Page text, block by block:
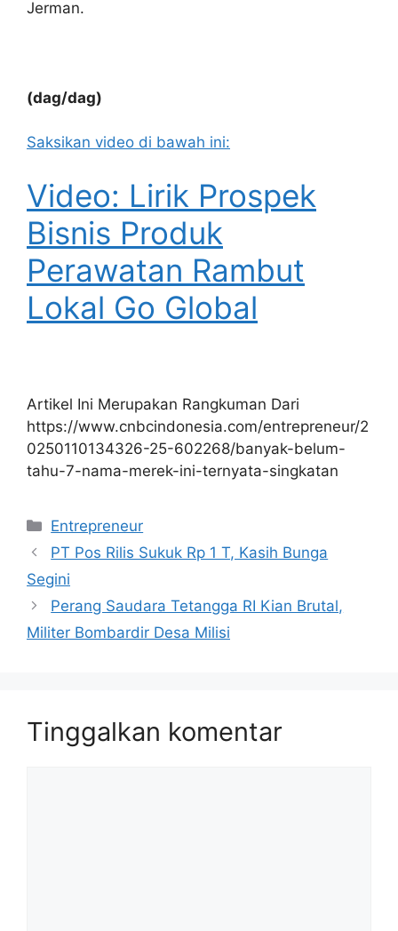
Jerman.
(dag/dag)
Saksikan video di bawah ini:
Video: Lirik Prospek
Bisnis Produk
Perawatan Rambut
Lokal Go Global
Artikel Ini Merupakan Rangkuman Dari
https://www.cnbcindonesia.com/entrepreneur/2
0250110134326-25-602268/banyak-belum-
tahu-7-nama-merek-ini-ternyata-singkatan
Kategori
Entrepreneur
PT Pos Rilis Sukuk Rp 1 T, Kasih Bunga
Segini
Perang Saudara Tetangga RI Kian Brutal,
Militer Bombardir Desa Milisi
Tinggalkan komentar